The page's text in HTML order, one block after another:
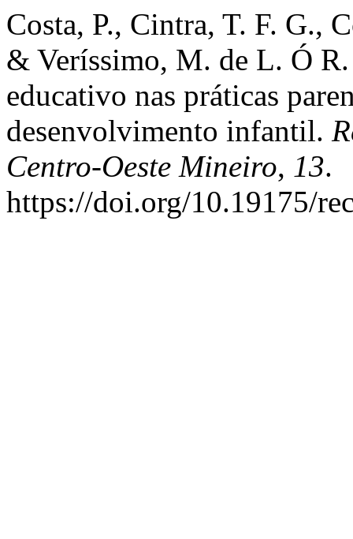
Costa, P., Cintra, T. F. G.,
& Veríssimo, M. de L. Ó
educativo nas práticas
desenvolvimento infantil.
Centro-Oeste Mineiro, 13.
https://doi.org/10.19175/